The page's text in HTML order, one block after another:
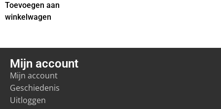
Toevoegen aan
winkelwagen
Mijn account
Mijn account
Geschiedenis
Uitloggen